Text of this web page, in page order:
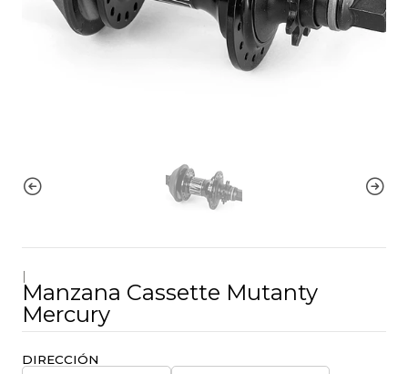
|
Manzana Cassette Mutanty
Mercury
DIRECCIÓN